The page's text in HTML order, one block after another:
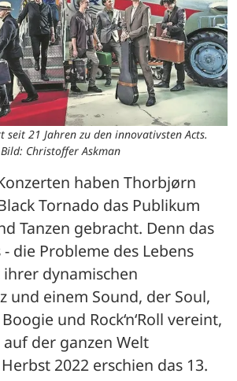
seit 21 Jahren zu den innovativsten Acts.
Bild: Christoffer Askman
haben Thorbjørn
Tornado das Publikum
Tanzen gebracht. Denn das
die Probleme des Lebens
dynamischen
und einem Sound, der Soul,
und Rock‘n‘Roll vereint,
auf der ganzen Welt
2022 erschien das 13.